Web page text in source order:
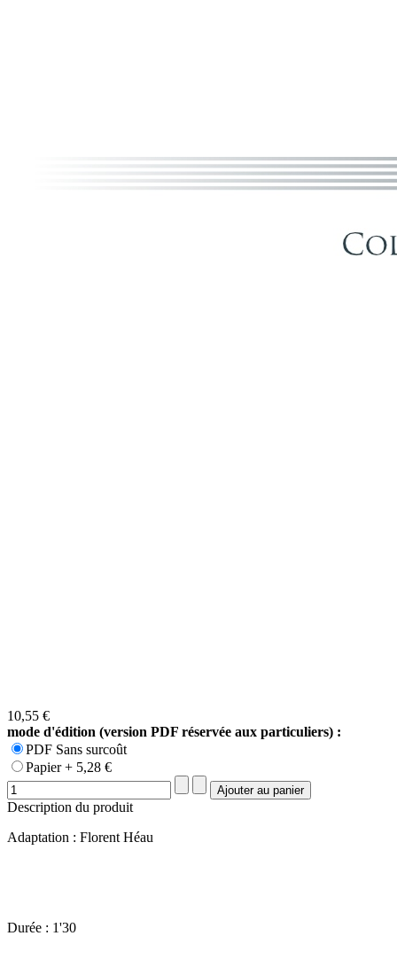
10,55 €
mode d'édition (version PDF réservée aux particuliers) :
PDF Sans surcoût
Papier + 5,28 €
Description du produit
Adaptation : Florent Héau
Durée : 1'30